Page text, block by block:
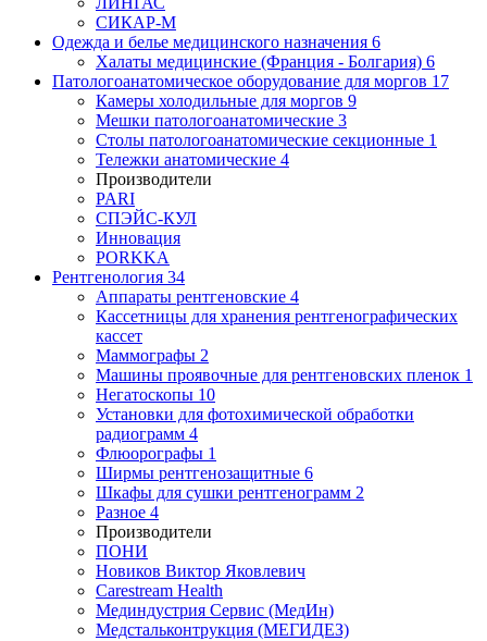
СИКАР-М
Одежда и белье медицинского назначения 6
Халаты медицинские (Франция - Болгария) 6
Патологоанатомическое оборудование для моргов 17
Камеры холодильные для моргов 9
Мешки патологоанатомические 3
Столы патологоанатомические секционные 1
Тележки анатомические 4
Производители
PARI
СПЭЙС-КУЛ
Инновация
PORKKA
Рентгенология 34
Аппараты рентгеновские 4
Кассетницы для хранения рентгенографических
кассет
Маммографы 2
Машины проявочные для рентгеновских пленок 1
Негатоскопы 10
Установки для фотохимической обработки
радиограмм 4
Флюорографы 1
Ширмы рентгенозащитные 6
Шкафы для сушки рентгенограмм 2
Разное 4
Производители
ПОНИ
Новиков Виктор Яковлевич
Carestream Health
Мединдустрия Сервис (МедИн)
Медстальконтрукция (МЕГИДЕЗ)